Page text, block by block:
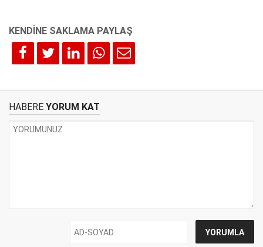
HABERE YORUM KAT